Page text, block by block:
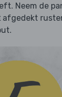
Neem de
afgedekt